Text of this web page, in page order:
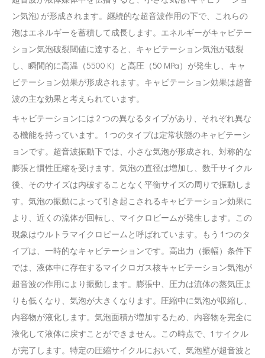
ン気泡) が形成されます。継続的な超音波作用の下で、これらの
泡はエネルギーを蓄積して成長します。エネルギーがキャビテー
ション気泡破裂閾値に達すると、キャビテーション気泡が破裂
し、瞬間的に高温（5500 K）と高圧（50 MPa）が発生し、キャ
ビテーション効果が形成されます。キャビテーション効果は超音
波の主な効果と考えられています。
キャビテーションには 2 つの異なるタイプがあり、それぞれ異な
る機能を持っています。 1 つのタイプは定常状態のキャビテーシ
ョンです。超音波振動下では、小さな気泡が形成され、対称的な
膨張と慣性圧縮を受けます。気泡の直径は増加し、数千サイクル
後、そのサイズは内破することなく平衡サイズの周りで振動しま
す。気泡の振動によって引き起こされるキャビテーション効果に
より、近くの流体が回転し、マイクロビームが発生します。この
現象はウルトラマイクロビームと呼ばれています。もう 1 つのタ
イプは、一時的なキャビテーションです。高出力（振幅）条件下
では、液体中に存在するマイクロガス核キャビテーション気泡が
超音波の作用により振動します。膨張中、圧力は流体の蒸気圧よ
りも低くなり、気泡が大きくなります。圧縮中に気泡が収縮し、
内容物が液化します。気泡面積が増加するため、内容物を完全に
液化して液体に戻すことができません。この時点で、1 サイクル
が完了します。特定の圧縮サイクルにおいて、気泡壁が超音波と